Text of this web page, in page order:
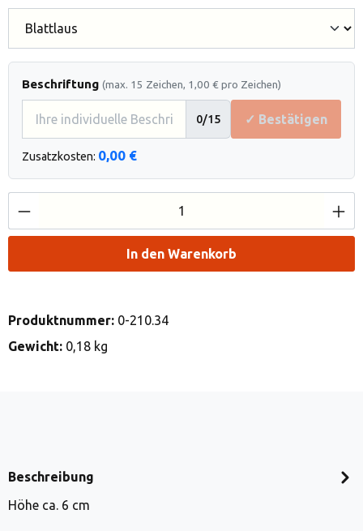
Beschriftung (max. 15 Zeichen, 1,00 € pro Zeichen)
0/15 ✓ Bestätigen
Zusatzkosten: 0,00 €
Produkt Anzahl: Gib den gewünschten
In den Warenkorb
Produktnummer: 0-210.34
Gewicht: 0,18 kg
Beschreibung
Höhe ca. 6 cm